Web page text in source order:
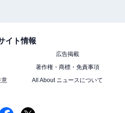
イト情報
広告掲載
著作権・商標・免責事項
意
All About ニュースについて